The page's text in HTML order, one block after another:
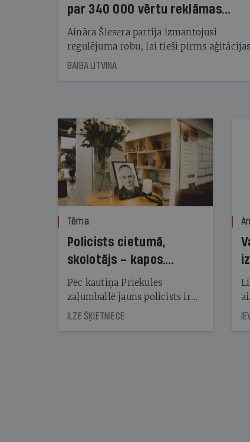
par 340 000 vērtu reklāmas
kampaņu
Aināra Šlesera partija izmantojusi
regulējuma robu, lai tieši pirms aģitācijas
starta izreklamētos par summu, kas
BAIBA LITVINA
Tēma
Policists cietumā,
skolotājs – kapos.
Reibuma cena Priekulē
Pēc kautiņa Priekules
zaļumballē jauns policists ir
nonācis cietumā, bet
cienījams pedagogs — kapos.
ILZE ŠĶIETNIECE